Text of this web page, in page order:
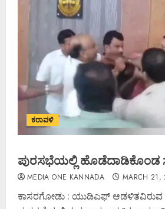
ಕರಾವಳಿ
ಪುರಸಭೆಯಲ್ಲಿ ಹೊಡೆದಾಡಿಕೊಂಡ
MEDIA ONE KANNADA MARCH 21,
ಕಾಸರಗೋಡು : ಯುಡಿಎಫ್ ಆಡಳಿತವಿರುವ